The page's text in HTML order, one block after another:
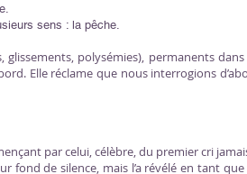
sens : la pêche.
glissements, polysémies), permanents
Elle réclame que nous interrogions
par celui, célèbre, du premier cri
fond de silence, mais l’a révélé en tant